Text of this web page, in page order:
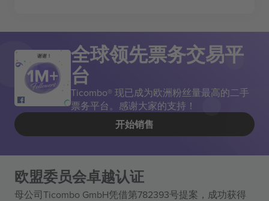
谢谢！ 全球领先票务交易平
台
Ticombo® 现已成为欧洲粉丝量最高的二手
票务平台。感谢大家的支持！
开始销售
欧盟委员会卓越认证
母公司Ticombo GmbH凭借第782393号提案，成功获得